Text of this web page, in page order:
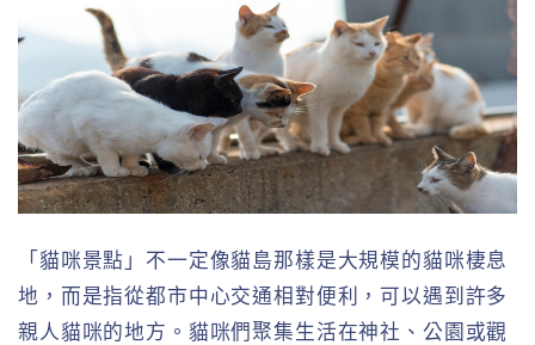
「貓咪景點」不一定像貓島那樣是大規模的貓咪棲息
地，而是指從都市中心交通相對便利，可以遇到許多
親人貓咪的地方。貓咪們聚集生活在神社、公園或觀